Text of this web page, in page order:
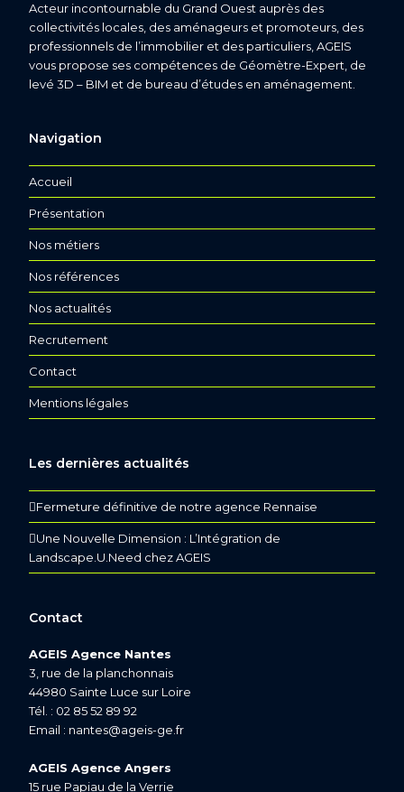
Acteur incontournable du Grand Ouest auprès des
collectivités locales, des aménageurs et promoteurs, des
professionnels de l’immobilier et des particuliers, AGEIS
vous propose ses compétences de Géomètre-Expert, de
levé 3D – BIM et de bureau d’études en aménagement.
Navigation
Accueil
Présentation
Nos métiers
Nos références
Nos actualités
Recrutement
Contact
Mentions légales
Les dernières actualités
Fermeture définitive de notre agence Rennaise
Une Nouvelle Dimension : L’Intégration de
Landscape.U.Need chez AGEIS
Contact
AGEIS Agence Nantes
3, rue de la planchonnais
44980 Sainte Luce sur Loire
Tél. : 02 85 52 89 92
Email : nantes@ageis-ge.fr
AGEIS Agence Angers
15 rue Papiau de la Verrie